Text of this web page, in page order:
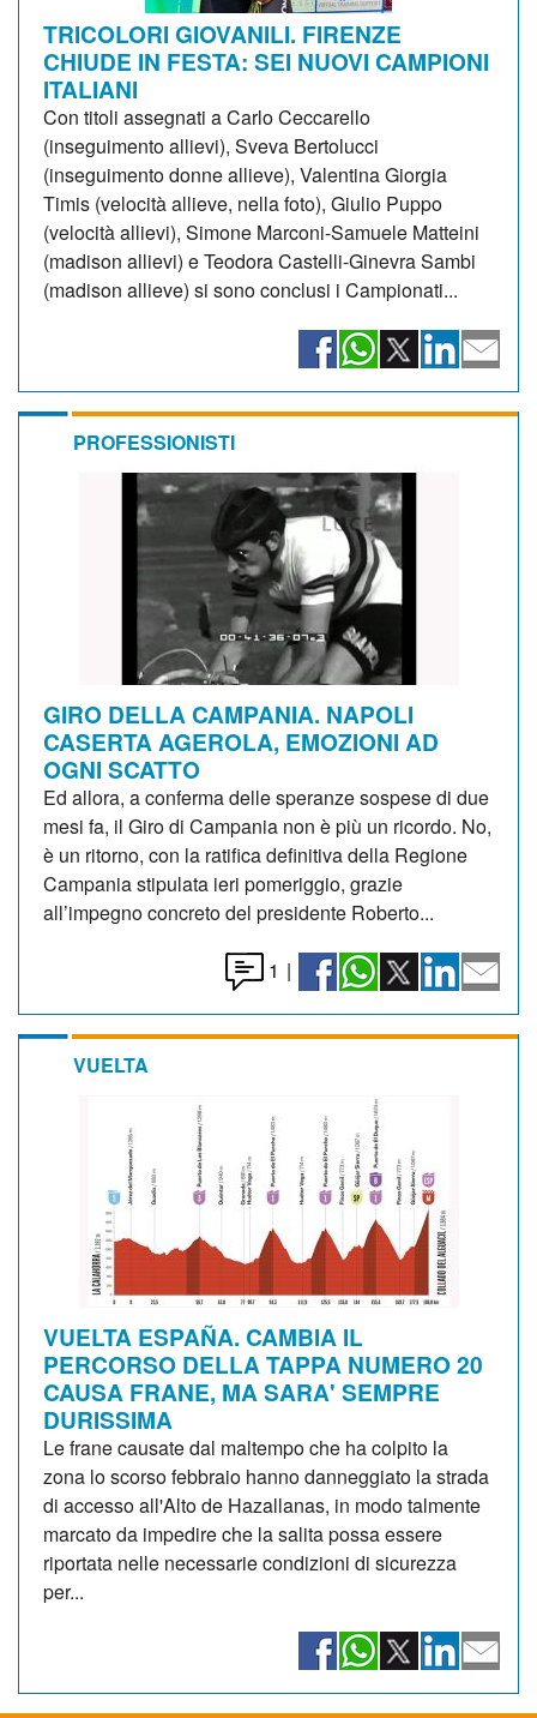
TRICOLORI GIOVANILI. FIRENZE
CHIUDE IN FESTA: SEI NUOVI CAMPIONI
ITALIANI
Con titoli assegnati a Carlo Ceccarello
(inseguimento allievi), Sveva Bertolucci
(inseguimento donne allieve), Valentina Giorgia
Timis (velocità allieve, nella foto), Giulio Puppo
(velocità allievi), Simone Marconi-Samuele Matteini
(madison allievi) e Teodora Castelli-Ginevra Sambi
(madison allieve) si sono conclusi i Campionati...
PROFESSIONISTI
GIRO DELLA CAMPANIA. NAPOLI
CASERTA AGEROLA, EMOZIONI AD
OGNI SCATTO
Ed allora, a conferma delle speranze sospese di due
mesi fa, il Giro di Campania non è più un ricordo. No,
è un ritorno, con la ratifica definitiva della Regione
Campania stipulata ieri pomeriggio, grazie
all’impegno concreto del presidente Roberto...
1 |
VUELTA
VUELTA ESPAÑA. CAMBIA IL
PERCORSO DELLA TAPPA NUMERO 20
CAUSA FRANE, MA SARA' SEMPRE
DURISSIMA
Le frane causate dal maltempo che ha colpito la
zona lo scorso febbraio hanno danneggiato la strada
di accesso all'Alto de Hazallanas, in modo talmente
marcato da impedire che la salita possa essere
riportata nelle necessarie condizioni di sicurezza
per...